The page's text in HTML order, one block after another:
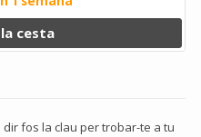
cesta
dir fos la clau per trobar-te a tu